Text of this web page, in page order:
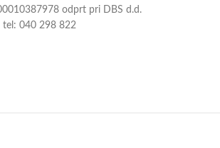
odprt pri DBS d.d.
tel: 040 298 822